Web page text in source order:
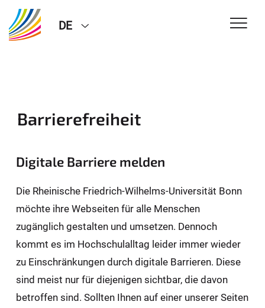
DE
Barrierefreiheit
Digitale Barriere melden
Die Rheinische Friedrich-Wilhelms-Universität Bonn
möchte ihre Webseiten für alle Menschen
zugänglich gestalten und umsetzen. Dennoch
kommt es im Hochschulalltag leider immer wieder
zu Einschränkungen durch digitale Barrieren. Diese
sind meist nur für diejenigen sichtbar, die davon
betroffen sind. Sollten Ihnen auf einer unserer Seiten